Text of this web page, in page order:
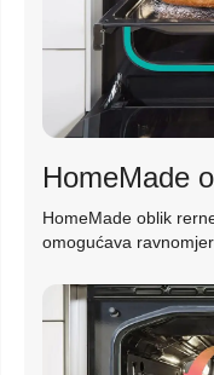
HomeMade
HomeMade oblik
omogućava